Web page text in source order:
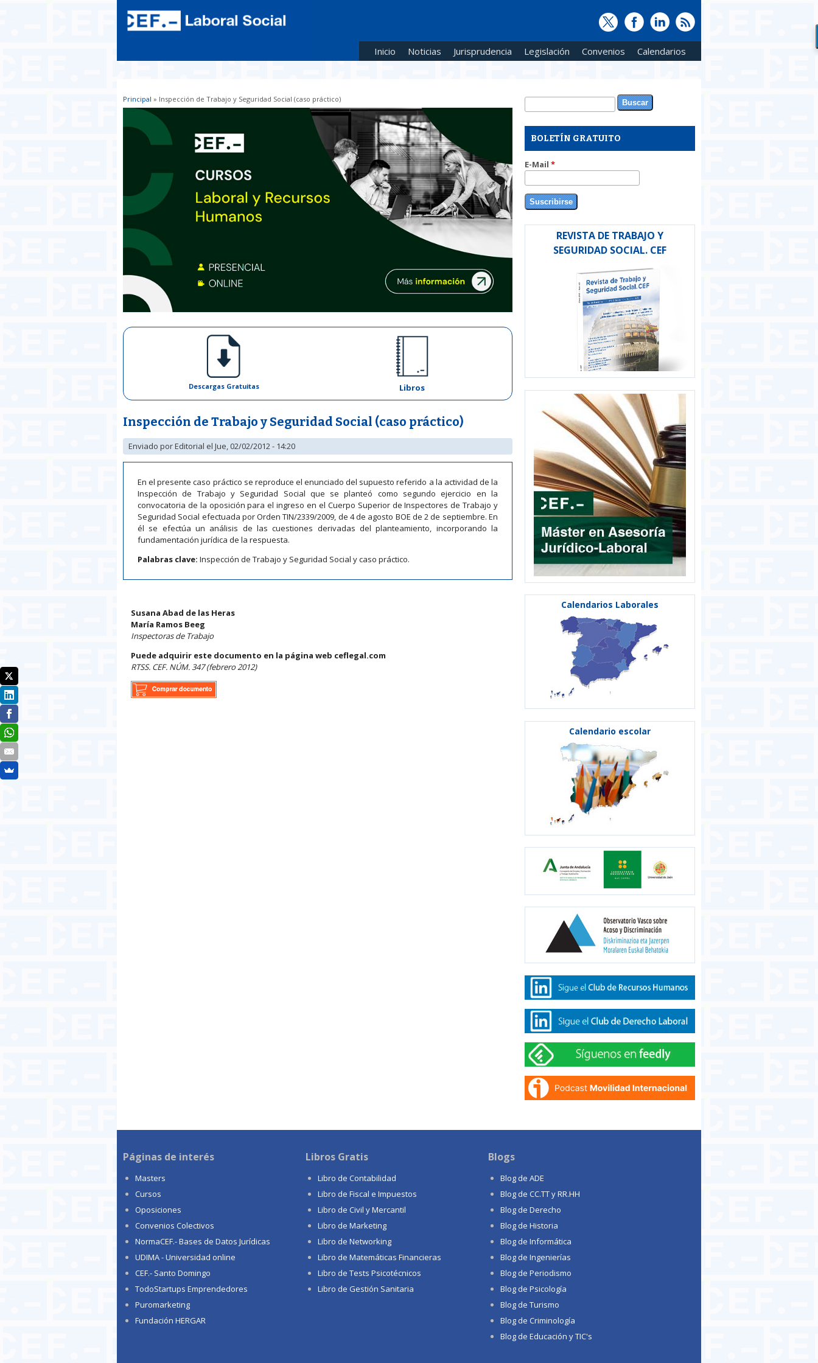
Inicio Noticias Jurisprudencia Legislación Convenios Calendarios
Usted está aquí
Principal » Inspección de Trabajo y Seguridad Social (caso práctico)
Descargas Gratuitas Libros
Inspección de Trabajo y Seguridad Social (caso práctico)
Enviado porEditorial el Jue, 02/02/2012 - 14:20
En el presente caso práctico se reproduce el enunciado del supuesto referido a la actividad de la
Inspección de Trabajo y Seguridad Social que se planteó como segundo ejercicio en la
convocatoria de la oposición para el ingreso en el Cuerpo Superior de Inspectores de Trabajo y
Seguridad Social efectuada por Orden TIN/2339/2009, de 4 de agosto BOE de 2 de septiembre. En
él se efectúa un análisis de las cuestiones derivadas del planteamiento, incorporando la
fundamentación jurídica de la respuesta.
Palabras clave: Inspección de Trabajo y Seguridad Social y caso práctico.
Susana Abad de las Heras
María Ramos Beeg
Inspectoras de Trabajo
Puede adquirir este documento en la página web ceflegal.com
RTSS. CEF. NÚM. 347 (febrero 2012)
Formulario de búsqueda
Buscar
BOLETÍN GRATUITO
E-Mail *
REVISTA DE TRABAJO Y
SEGURIDAD SOCIAL. CEF
Calendarios Laborales
Calendario escolar
Páginas de interés
Masters
Cursos
Oposiciones
Convenios Colectivos
NormaCEF.- Bases de Datos Jurídicas
UDIMA - Universidad online
CEF.- Santo Domingo
TodoStartups Emprendedores
Puromarketing
Fundación HERGAR
Libros Gratis
Libro de Contabilidad
Libro de Fiscal e Impuestos
Libro de Civil y Mercantil
Libro de Marketing
Libro de Networking
Libro de Matemáticas Financieras
Libro de Tests Psicotécnicos
Libro de Gestión Sanitaria
Blogs
Blog de ADE
Blog de CC.TT y RR.HH
Blog de Derecho
Blog de Historia
Blog de Informática
Blog de Ingenierías
Blog de Periodismo
Blog de Psicología
Blog de Turismo
Blog de Criminología
Blog de Educación y TIC's